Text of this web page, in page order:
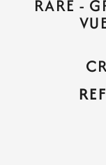
RARE -